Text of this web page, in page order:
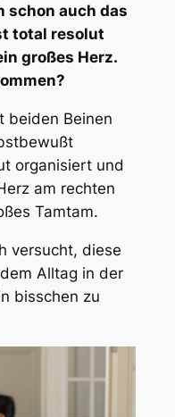
schon auch das
total resolut
großes Herz.
beiden Beinen
organisiert und
am rechten
Tamtam.
versucht, diese
Alltag in der
bisschen zu